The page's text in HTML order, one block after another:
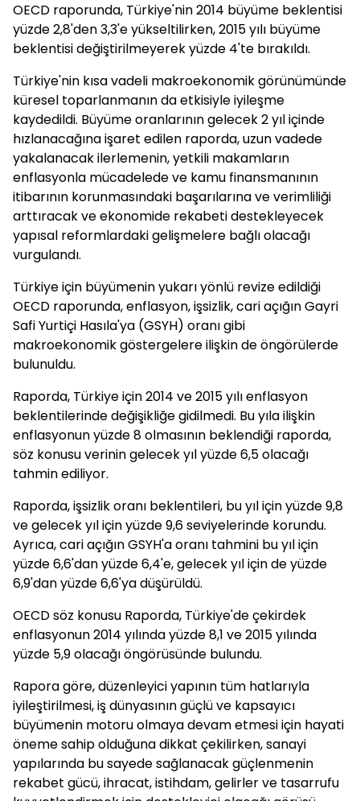
OECD raporunda, Türkiye'nin 2014 büyüme beklentisi
yüzde 2,8'den 3,3'e yükseltilirken, 2015 yılı büyüme
beklentisi değiştirilmeyerek yüzde 4'te bırakıldı.
Türkiye'nin kısa vadeli makroekonomik görünümünde
küresel toparlanmanın da etkisiyle iyileşme
kaydedildi. Büyüme oranlarının gelecek 2 yıl içinde
hızlanacağına işaret edilen raporda, uzun vadede
yakalanacak ilerlemenin, yetkili makamların
enflasyonla mücadelede ve kamu finansmanının
itibarının korunmasındaki başarılarına ve verimliliği
arttıracak ve ekonomide rekabeti destekleyecek
yapısal reformlardaki gelişmelere bağlı olacağı
vurgulandı.
Türkiye için büyümenin yukarı yönlü revize edildiği
OECD raporunda, enflasyon, işsizlik, cari açığın Gayri
Safi Yurtiçi Hasıla'ya (GSYH) oranı gibi
makroekonomik göstergelere ilişkin de öngörülerde
bulunuldu.
Raporda, Türkiye için 2014 ve 2015 yılı enflasyon
beklentilerinde değişikliğe gidilmedi. Bu yıla ilişkin
enflasyonun yüzde 8 olmasının beklendiği raporda,
söz konusu verinin gelecek yıl yüzde 6,5 olacağı
tahmin ediliyor.
Raporda, işsizlik oranı beklentileri, bu yıl için yüzde 9,8
ve gelecek yıl için yüzde 9,6 seviyelerinde korundu.
Ayrıca, cari açığın GSYH'a oranı tahmini bu yıl için
yüzde 6,6'dan yüzde 6,4'e, gelecek yıl için de yüzde
6,9'dan yüzde 6,6'ya düşürüldü.
OECD söz konusu Raporda, Türkiye'de çekirdek
enflasyonun 2014 yılında yüzde 8,1 ve 2015 yılında
yüzde 5,9 olacağı öngörüsünde bulundu.
Rapora göre, düzenleyici yapının tüm hatlarıyla
iyileştirilmesi, iş dünyasının güçlü ve kapsayıcı
büyümenin motoru olmaya devam etmesi için hayati
öneme sahip olduğuna dikkat çekilirken, sanayi
yapılarında bu sayede sağlanacak güçlenmenin
rekabet gücü, ihracat, istihdam, gelirler ve tasarrufu